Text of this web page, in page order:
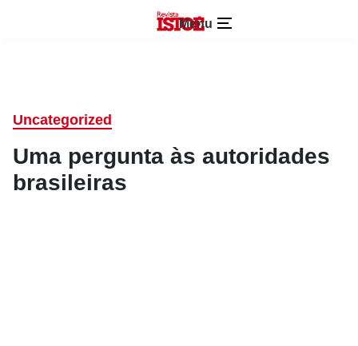
Menu
Uncategorized
Uma pergunta às autoridades
brasileiras